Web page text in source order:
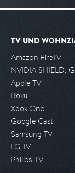
TV UND
Amazon FireTV
NVIDIA SHIELD,
Apple TV
Roku
Xbox One
Google Cast
Samsung TV
LG TV
Philips TV